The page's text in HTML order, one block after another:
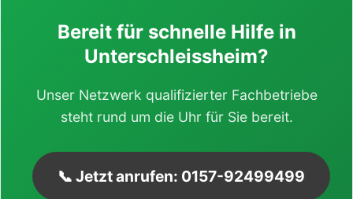
Bereit für schnelle Hilfe in
Unterschleissheim?
Unser Netzwerk qualifizierter Fachbetriebe
steht rund um die Uhr für Sie bereit.
📞 Jetzt anrufen: 0157-92499499